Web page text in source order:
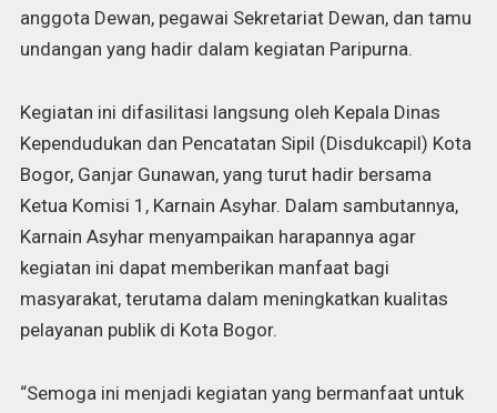
anggota Dewan, pegawai Sekretariat Dewan, dan tamu
undangan yang hadir dalam kegiatan Paripurna.
Kegiatan ini difasilitasi langsung oleh Kepala Dinas
Kependudukan dan Pencatatan Sipil (Disdukcapil) Kota
Bogor, Ganjar Gunawan, yang turut hadir bersama
Ketua Komisi 1, Karnain Asyhar. Dalam sambutannya,
Karnain Asyhar menyampaikan harapannya agar
kegiatan ini dapat memberikan manfaat bagi
masyarakat, terutama dalam meningkatkan kualitas
pelayanan publik di Kota Bogor.
“Semoga ini menjadi kegiatan yang bermanfaat untuk